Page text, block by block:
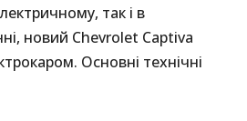
так і в
новий Chevrolet Captiva
Основні технічні